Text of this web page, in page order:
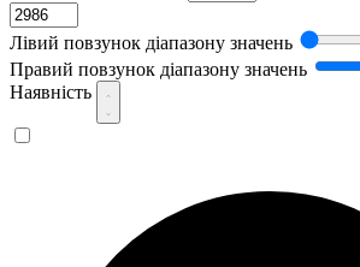
Лівий повзунок діапазону значень
Правий повзунок діапазону значень
Наявність